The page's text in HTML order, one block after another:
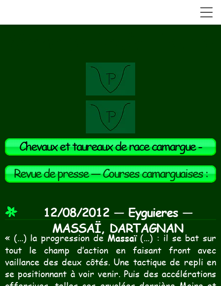
Chevaux et taureaux de race camargue -
Manade du Grand Sauvage
Revue de presse —Courses camarguaises :
2012.
12/08/2012 — Eyguieres —
MASSAÏ, DARTAGNAN
« (...) la progression de Massaï(...) : il se bat sur
tout le champ d’action en faisant front avec
vaillance des deux côtés. Une tactique de repli en
se positionnant à voir venir. Puis des accélérations